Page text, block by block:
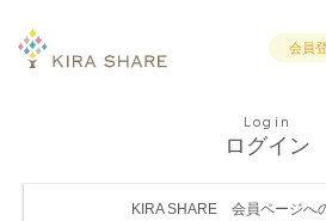
会員
Login
ログイン
KIRA SHARE 会員ページへ